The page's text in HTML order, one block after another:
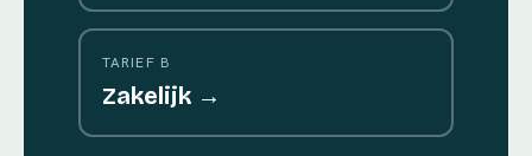
TARIEF B
Zakelijk →